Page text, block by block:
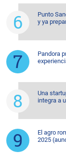
Punto
y ya
Pandora
Una
integra a
El agro
2025